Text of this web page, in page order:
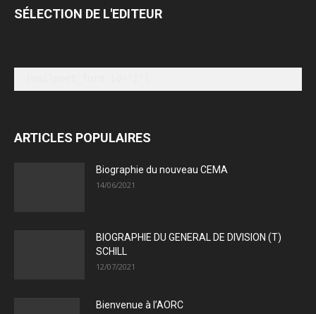
SÉLECTION DE L'EDITEUR
ARTICLES POPULAIRES
Biographie du nouveau CEMA
14/06/2021
BIOGRAPHIE DU GENERAL DE DIVISION (T)
SCHILL
12/07/2021
Bienvenue à l’AORC